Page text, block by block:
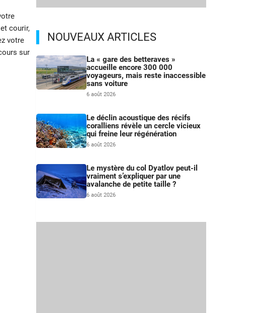
courir,
votre
sur
NOUVEAUX ARTICLES
La « gare des betteraves »
accueille encore 300 000
voyageurs, mais reste inaccessible
sans voiture
6 août 2026
Le déclin acoustique des récifs
coralliens révèle un cercle vicieux
qui freine leur régénération
6 août 2026
Le mystère du col Dyatlov peut-il
vraiment s’expliquer par une
avalanche de petite taille ?
6 août 2026